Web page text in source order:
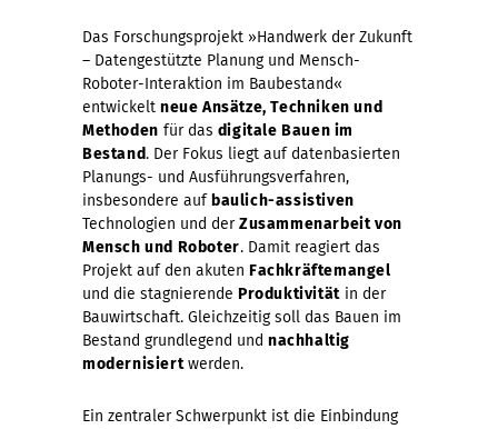
Das Forschungsprojekt »Handwerk der Zukunft
– Datengestützte Planung und Mensch-
Roboter-Interaktion im Baubestand«
entwickelt neue Ansätze, Techniken und
Methoden für das digitale Bauen im
Bestand. Der Fokus liegt auf datenbasierten
Planungs- und Ausführungsverfahren,
insbesondere auf baulich-assistiven
Technologien und derZusammenarbeit von
Mensch und Roboter. Damit reagiert das
Projekt auf den akuten Fachkräftemangel
und die stagnierende Produktivitätin der
Bauwirtschaft. Gleichzeitig soll das Bauen im
Bestand grundlegend und nachhaltig
modernisiertwerden.
Ein zentraler Schwerpunkt ist die Einbindung